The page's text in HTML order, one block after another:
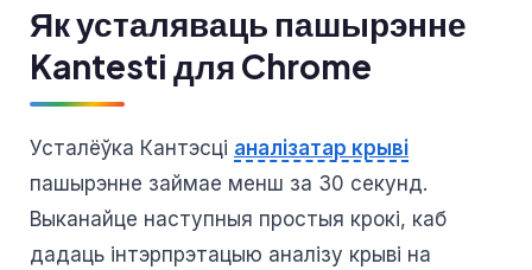
Як усталяваць пашырэнне
Kantesti для Chrome
Усталёўка Кантэсці аналізатар крыві
пашырэнне займае менш за 30 секунд.
Выканайце наступныя простыя крокі, каб
дадаць інтэрпрэтацыю аналізу крыві на
অসমীয়া
Latviešu valoda